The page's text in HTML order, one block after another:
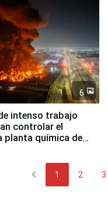
6
intenso trabajo
controlar el
planta química de
chevron_left 1 2 3